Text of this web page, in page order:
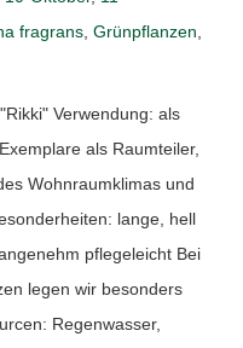
fragrans, Grünpflanzen,
Verwendung: als
als Raumteiler,
Wohnraumklimas und
lange, hell
pflegeleicht Bei
legen wir besonders
Regenwasser,